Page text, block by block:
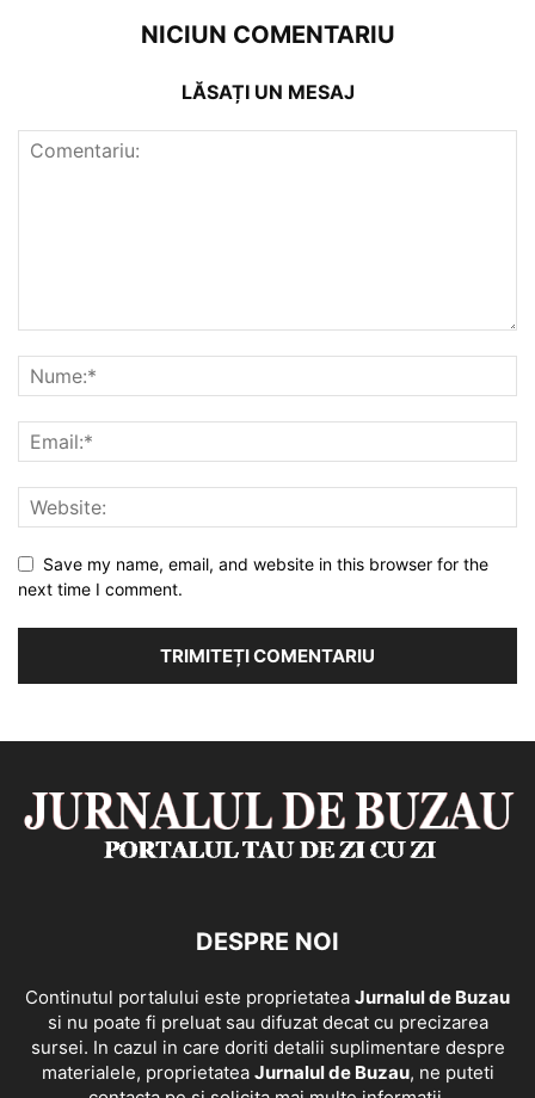
NICIUN COMENTARIU
LĂSAȚI UN MESAJ
Save my name, email, and website in this browser for the
next time I comment.
DESPRE NOI
Continutul portalului este proprietatea Jurnalul de Buzau
si nu poate fi preluat sau difuzat decat cu precizarea
sursei. In cazul in care doriti detalii suplimentare despre
materialele, proprietatea Jurnalul de Buzau, ne puteti